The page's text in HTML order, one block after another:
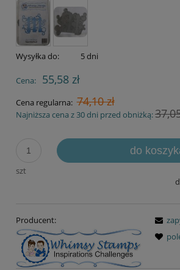
Wysyłka do: 5 dni
Cena: 55,58 zł
Cena regularna: 74,10 zł
Najniższa cena z 30 dni przed obniżką:
szt
do
Producent: